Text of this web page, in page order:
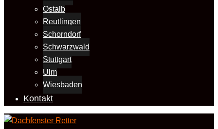
Ostalb
Reutlingen
Schorndorf
Schwarzwald
Stuttgart
Ulm
Wiesbaden
Kontakt